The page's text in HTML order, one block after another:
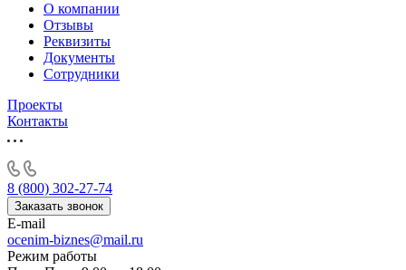
О компании
Отзывы
Реквизиты
Документы
Сотрудники
Проекты
Контакты
8 (800) 302-27-74
Заказать звонок
E-mail
ocenim-biznes@mail.ru
Режим работы